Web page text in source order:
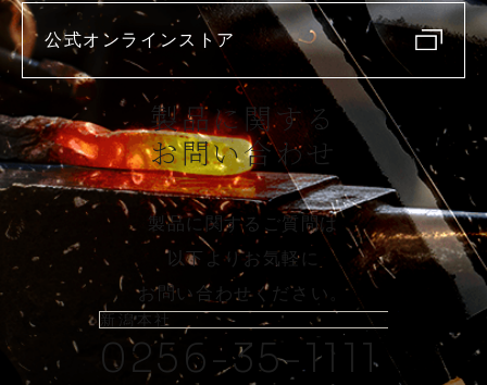
公式オンラインストア
製品に関する
お問い合わせ
製品に関するご質問は
以下よりお気軽に
お問い合わせください。
新潟本社
0256-35-1111